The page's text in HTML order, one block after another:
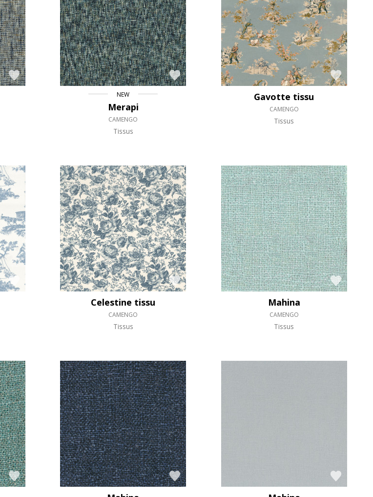
Rose
Rouge
Vert
Violet
NEW
Merapi
CAMENGO
Tissus
Gavotte tissu
CAMENGO
Tissus
Celestine tissu
CAMENGO
Tissus
Mahina
CAMENGO
Tissus